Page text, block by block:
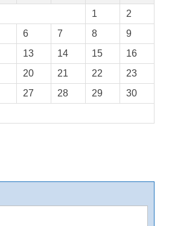
1
2
6 7 8
9
13 14 15
16
20 21 22
23
27 28 29
30